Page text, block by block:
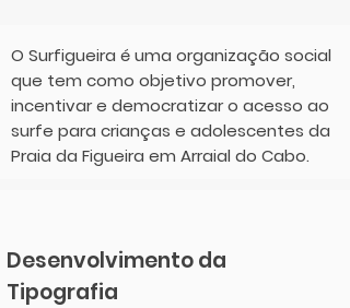
O Surfigueira é uma organização social
que tem como objetivo promover,
incentivar e democratizar o acesso ao
surfe para crianças e adolescentes da
Praia da Figueira em Arraial do Cabo.
Desenvolvimento da
Tipografia